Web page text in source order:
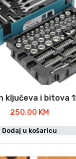
ključeva i bitova
250,00 KM
Dodaj u košaricu